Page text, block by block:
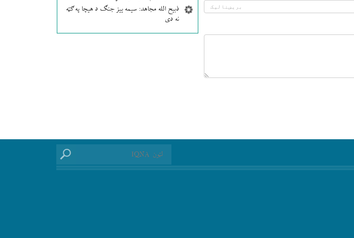
ذبیح الله مجاهد: سیمه ییز جنګ د هیچا په ګټه
نه دی